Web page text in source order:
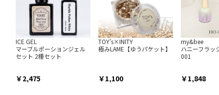
ICE GEL
マーブルポーションジェル
セット 2種セット
2,475
TOY's×INITY
極みLAME【ゆうパケット】
1,100
my&bee
ハニーフラッ
001
1,848